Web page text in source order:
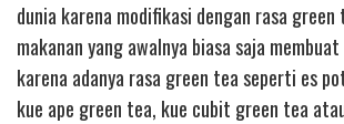
dunia karena modifikasi dengan rasa green
makanan yang awalnya biasa saja
karena adanya rasa green tea seperti es
kue ape green tea, kue cubit green tea